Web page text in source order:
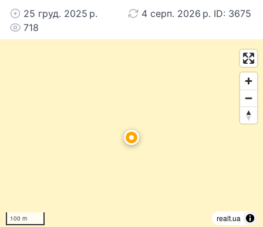
25 груд. 2025 р.
4 серп. 2026 р. ID: 3675
718
100 m realt.ua